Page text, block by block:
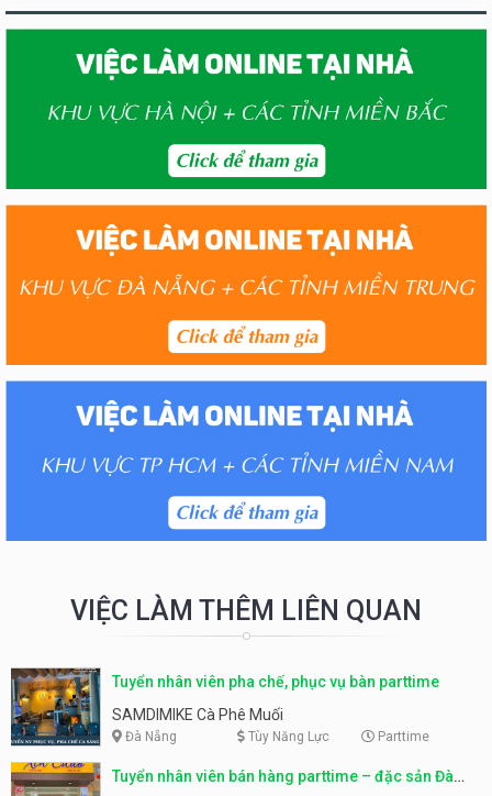
VIỆC LÀM THÊM LIÊN QUAN
Tuyển nhân viên pha chế, phục vụ bàn parttime
SAMDIMIKE Cà Phê Muối
Đà Nẵng Tùy Năng Lực Parttime
Tuyển nhân viên bán hàng parttime – đặc sản Đà